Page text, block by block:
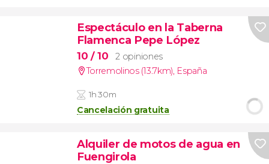
Espectáculo en la Taberna
Flamenca Pepe López
10 / 10
2 opiniones
Torremolinos (13.7km) España
1h 30m
Cancelación gratuita
Alquiler de motos de agua en
Fuengirola